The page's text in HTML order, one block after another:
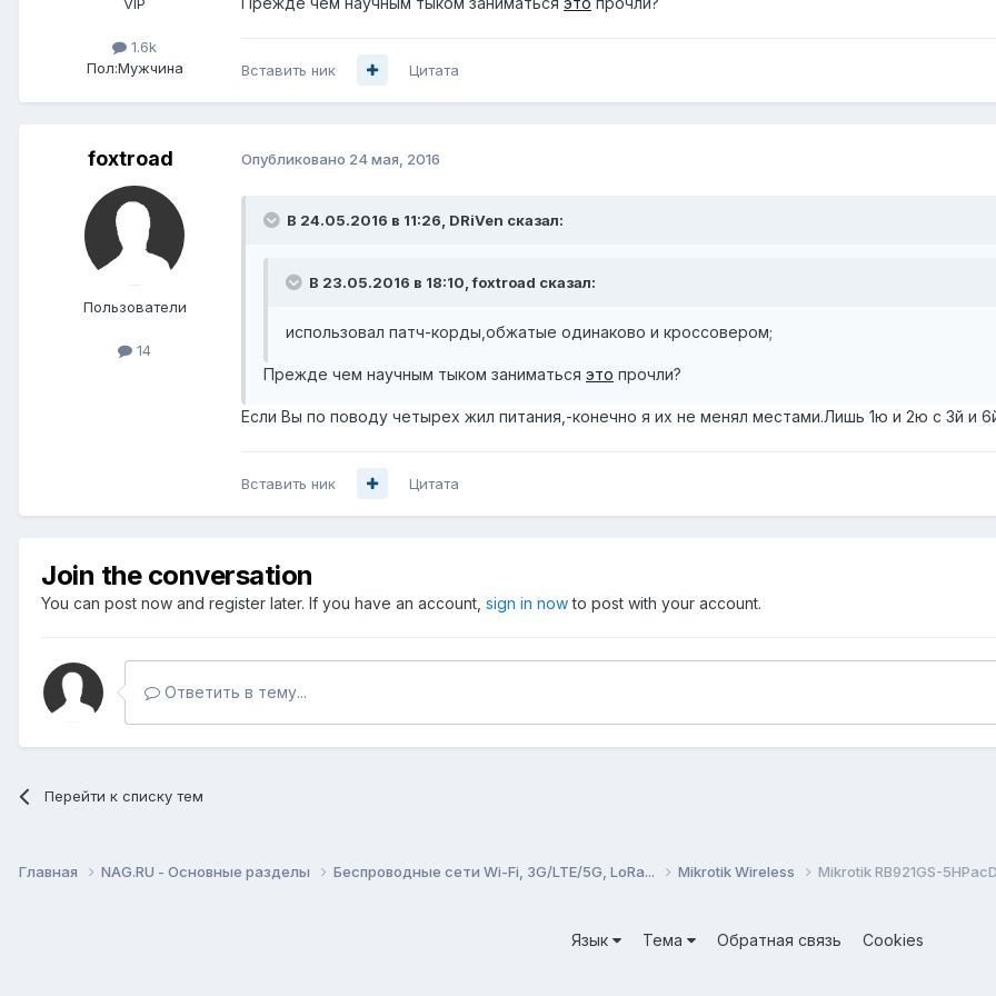
1.6k
Пол:Мужчина Вставить ник Цитата
foxtroad
Пользователи
14
Опубликовано 24 мая, 2016
В 24.05.2016 в 11:26, DRiVen сказал:
В 23.05.2016 в 18:10, foxtroad сказал:
использовал патч-корды,обжатые одинаково и кроссовером;
Прежде чем научным тыком заниматься это прочли?
Если Вы по поводу четырех жил питания,-конечно я их не менял местами.Лишь 1ю и 2ю с 3й и
Вставить ник Цитата
Join the conversation
You can post now and register later. If you have an account, sign in nowto post with your account.
Ответить в тему...
Перейти к списку тем
Главная NAG.RU - Основные разделы Беспроводные сети Wi-Fi, 3G/LTE/5G, LoRa... Mikrotik Wireless Mikrotik RB921GS-
Язык Тема Обратная связь
Cookies